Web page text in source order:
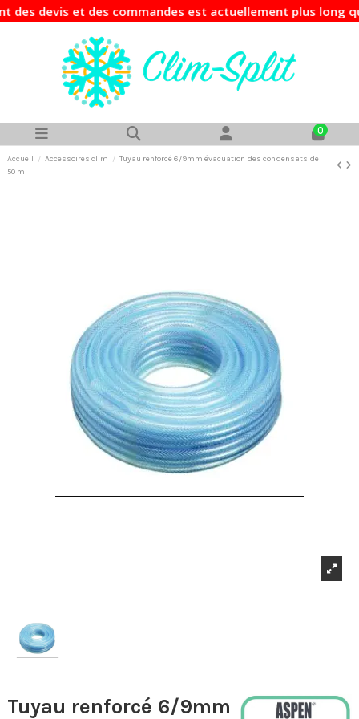
et des commandes est actuellement plus long
0
Accueil Accessoires clim
Tuyau renforcé 6/9mm évacuation des condensats de
50 m
Tuyau renforcé 6/9mm